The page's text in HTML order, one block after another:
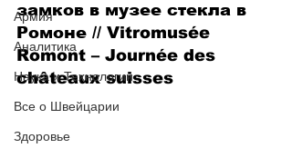
Армия
Аналитика
Наука и Технологии
Все о Швейцарии
Здоровье
замков в музее стекла в
Ромоне // Vitromusée
Romont – Journée des
châteaux suisses